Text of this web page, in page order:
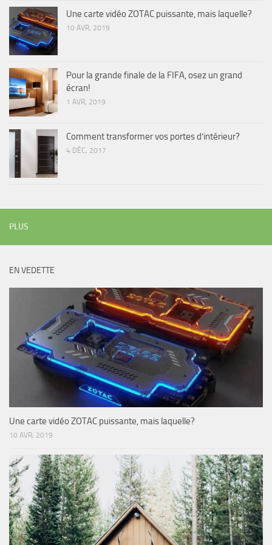
Une carte vidéo ZOTAC puissante, mais laquelle?
10 AVR, 2019
Pour la grande finale de la FIFA, osez un grand
écran!
1 AVR, 2019
Comment transformer vos portes d’intérieur?
4 DÉC, 2017
PLUS
EN VEDETTE
Une carte vidéo ZOTAC puissante, mais laquelle?
10 AVR, 2019